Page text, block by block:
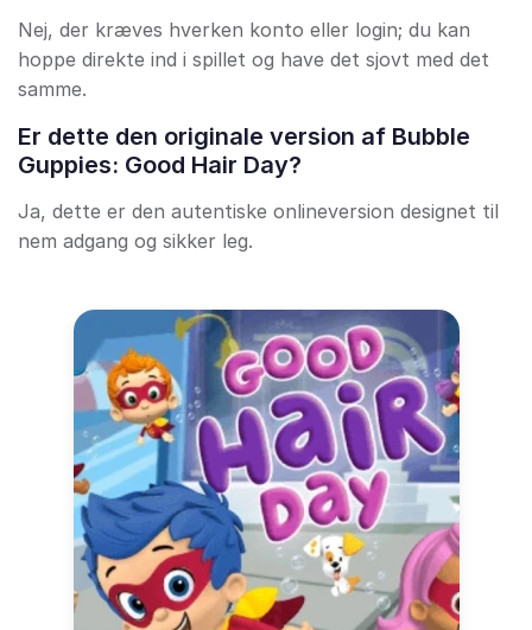
Nej, der kræves hverken konto eller login; du kan
hoppe direkte ind i spillet og have det sjovt med det
samme.
Er dette den originale version af Bubble
Guppies: Good Hair Day?
Ja, dette er den autentiske onlineversion designet til
nem adgang og sikker leg.